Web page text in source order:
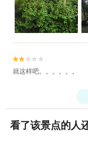


就这样吧。。。。。。
看了该景点的人